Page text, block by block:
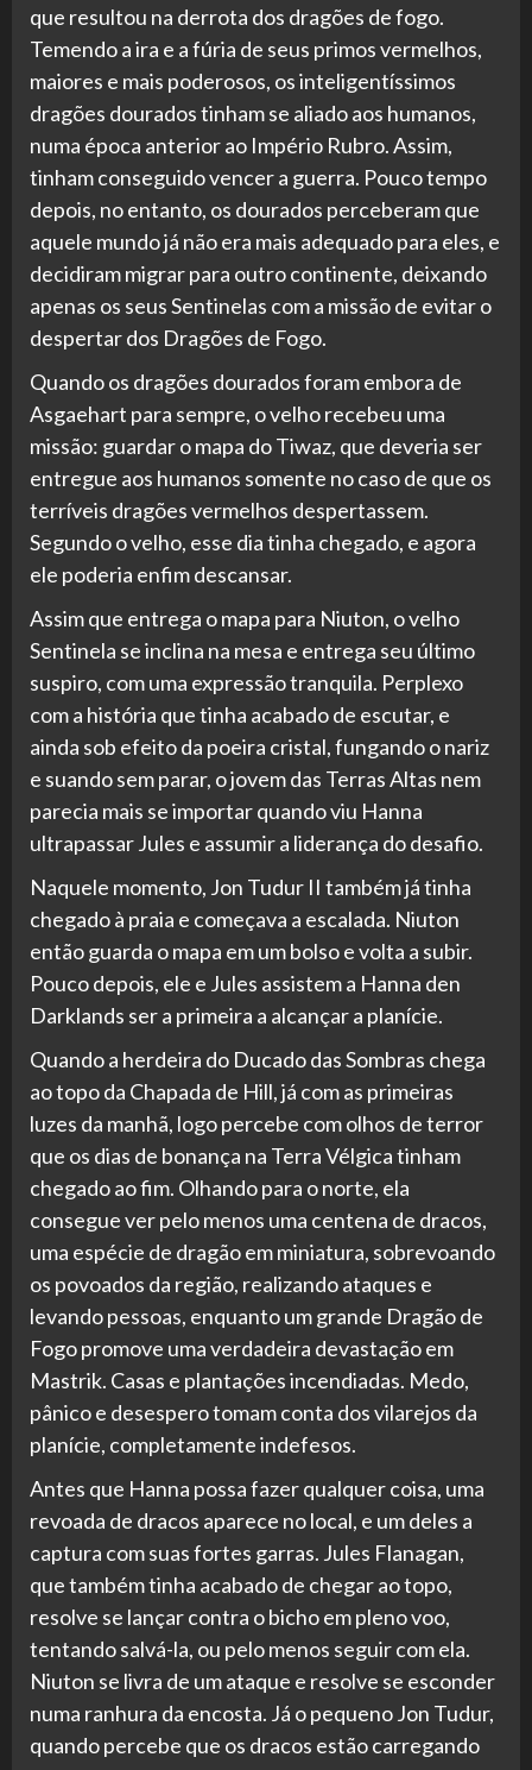
que resultou na derrota dos dragões de fogo.
Temendo a ira e a fúria de seus primos vermelhos,
maiores e mais poderosos, os inteligentíssimos
dragões dourados tinham se aliado aos humanos,
numa época anterior ao Império Rubro. Assim,
tinham conseguido vencer a guerra. Pouco tempo
depois, no entanto, os dourados perceberam que
aquele mundo já não era mais adequado para eles, e
decidiram migrar para outro continente, deixando
apenas os seus Sentinelas com a missão de evitar o
despertar dos Dragões de Fogo.
Quando os dragões dourados foram embora de
Asgaehart para sempre, o velho recebeu uma
missão: guardar o mapa do Tiwaz, que deveria ser
entregue aos humanos somente no caso de que os
terríveis dragões vermelhos despertassem.
Segundo o velho, esse dia tinha chegado, e agora
ele poderia enfim descansar.
Assim que entrega o mapa para Niuton, o velho
Sentinela se inclina na mesa e entrega seu último
suspiro, com uma expressão tranquila. Perplexo
com a história que tinha acabado de escutar, e
ainda sob efeito da poeira cristal, fungando o nariz
e suando sem parar, o jovem das Terras Altas nem
parecia mais se importar quando viu Hanna
ultrapassar Jules e assumir a liderança do desafio.
Naquele momento, Jon Tudur II também já tinha
chegado à praia e começava a escalada. Niuton
então guarda o mapa em um bolso e volta a subir.
Pouco depois, ele e Jules assistem a Hanna den
Darklands ser a primeira a alcançar a planície.
Quando a herdeira do Ducado das Sombras chega
ao topo da Chapada de Hill, já com as primeiras
luzes da manhã, logo percebe com olhos de terror
que os dias de bonança na Terra Vélgica tinham
chegado ao fim. Olhando para o norte, ela
consegue ver pelo menos uma centena de dracos,
uma espécie de dragão em miniatura, sobrevoando
os povoados da região, realizando ataques e
levando pessoas, enquanto um grande Dragão de
Fogo promove uma verdadeira devastação em
Mastrik. Casas e plantações incendiadas. Medo,
pânico e desespero tomam conta dos vilarejos da
planície, completamente indefesos.
Antes que Hanna possa fazer qualquer coisa, uma
revoada de dracos aparece no local, e um deles a
captura com suas fortes garras. Jules Flanagan,
que também tinha acabado de chegar ao topo,
resolve se lançar contra o bicho em pleno voo,
tentando salvá-la, ou pelo menos seguir com ela.
Niuton se livra de um ataque e resolve se esconder
numa ranhura da encosta. Já o pequeno Jon Tudur,
quando percebe que os dracos estão carregando